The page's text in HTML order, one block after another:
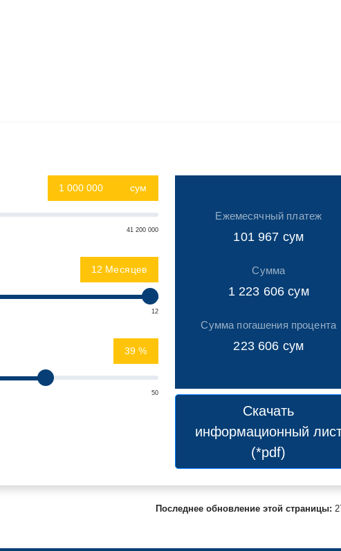
сум
41 200 000
Месяцев
12
%
50
Ежемесячный платеж
101 967 сум
Сумма
1 223 606 сум
Сумма погашения процента
223 606 сум
Скачать
информационный
(*pdf)
Последнее обновление этой страницы: